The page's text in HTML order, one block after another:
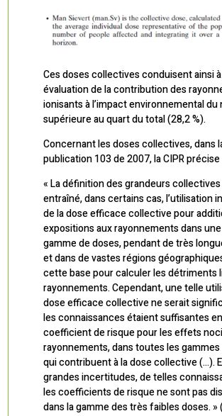
Ces doses collectives conduisent ainsi
évaluation de la contribution des
ionisants à l’impact environnemental
supérieure au quart du total (28,2 %).
Concernant les doses collectives, dans
publication 103 de 2007, la CIPR précise
« La définition des grandeurs
entraîné, dans certains cas, l’utilisation
de la dose efficace collective pour
expositions aux rayonnements dans
gamme de doses, pendant de très
et dans de vastes régions
cette base pour calculer les détriments
rayonnements. Cependant, une telle
dose efficace collective ne serait
les connaissances étaient suffisantes
coefficient de risque pour les effets
rayonnements, dans toutes les
qui contribuent à la dose collective (…).
grandes incertitudes, de telles
les coefficients de risque ne sont pas
dans la gamme des très faibles doses. »